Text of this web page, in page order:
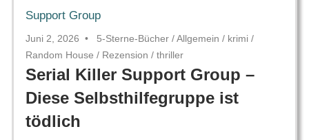
Juni 2, 2026 5-Sterne-Bücher /Allgemein / krimi /
Random House / Rezension / thriller
Serial Killer Support Group –
Diese Selbsthilfegruppe ist
tödlich